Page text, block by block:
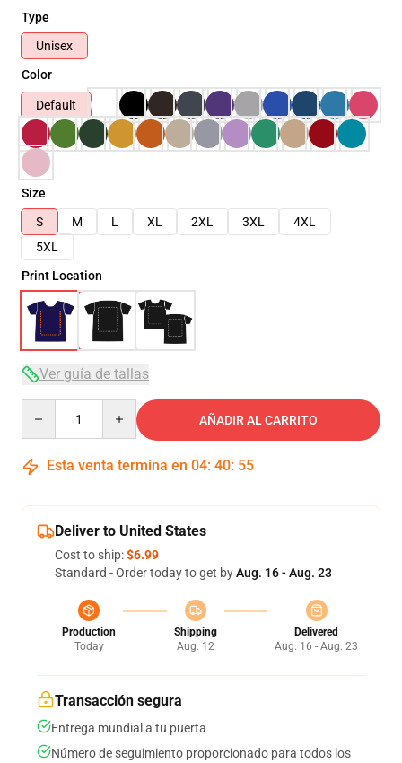
Type
Unisex
Color
Default
Size
S
M L XL 2XL 3XL
4XL
5XL
Print Location
Ver guía de tallas
AÑADIR AL CARRITO
Esta venta termina en 04: 40: 54
Deliver to United States
Cost to ship:$6.99
Standard - Order today to get byAug. 16 - Aug. 23
Production
Today
Shipping
Aug. 12
Delivered
Aug. 16 - Aug. 23
Transacción segura
Entrega mundial a tu puerta
Número de seguimiento proporcionado para todos los